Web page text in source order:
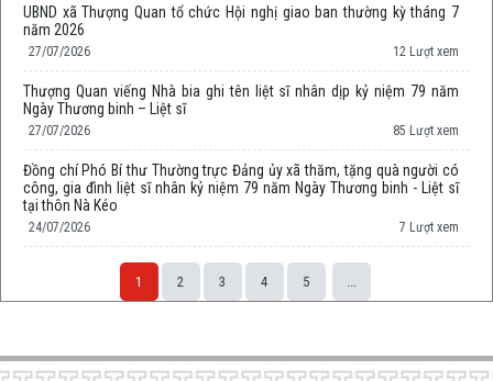
UBND xã Thượng Quan tổ chức Hội nghị giao ban thường kỳ tháng 7
năm 2026
27/07/2026 12 Lượt xem
Thượng Quan viếng Nhà bia ghi tên liệt sĩ nhân dịp kỷ niệm 79 năm
Ngày Thương binh – Liệt sĩ
27/07/2026 85 Lượt xem
Đồng chí Phó Bí thư Thường trực Đảng ủy xã thăm, tặng quà người có
công, gia đình liệt sĩ nhân kỷ niệm 79 năm Ngày Thương binh - Liệt sĩ
tại thôn Nà Kéo
24/07/2026 7 Lượt xem
1 2 3 4 5